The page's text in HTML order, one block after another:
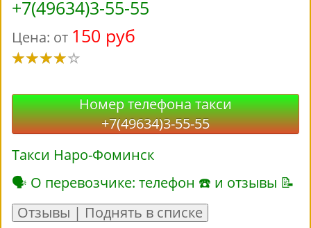
+7(49634)3-55-55
Цена: от 150 руб
Номер телефона такси
+7(49634)3-55-55
Такси Наро-Фоминск
🗣 О перевозчике: телефон ☎ и отзывы 📝
Отзывы | Поднять в списке